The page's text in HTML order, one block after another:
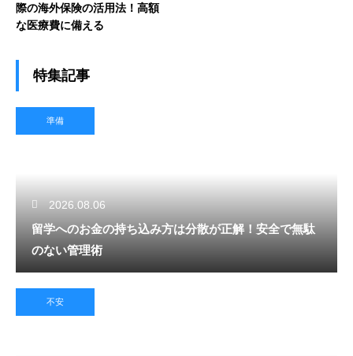
際の海外保険の活用法！高額
な医療費に備える
特集記事
準備
2026.08.06
留学へのお金の持ち込み方は分散が正解！安全で無駄
のない管理術
不安